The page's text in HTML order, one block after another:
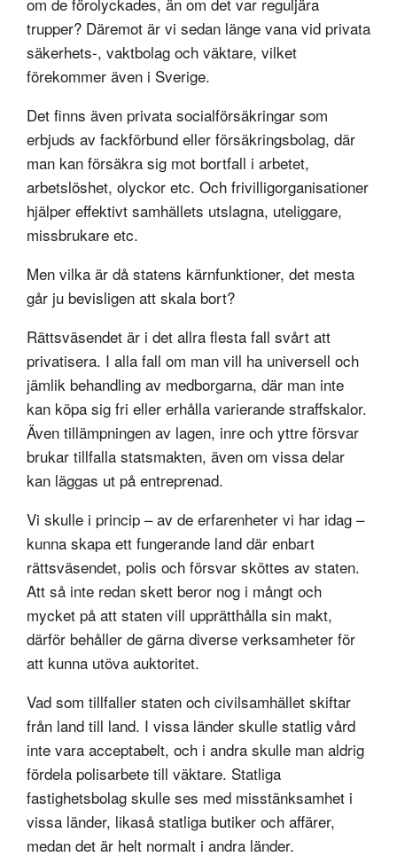
trupper? Däremot är vi sedan länge vana vid privata
säkerhets-, vaktbolag och väktare, vilket
förekommer även i Sverige.
Det finns även privata socialförsäkringar som
erbjuds av fackförbund eller försäkringsbolag, där
man kan försäkra sig mot bortfall i arbetet,
arbetslöshet, olyckor etc. Och frivilligorganisationer
hjälper effektivt samhällets utslagna, uteliggare,
missbrukare etc.
Men vilka är då statens kärnfunktioner, det mesta
går ju bevisligen att skala bort?
Rättsväsendet är i det allra flesta fall svårt att
privatisera. I alla fall om man vill ha universell och
jämlik behandling av medborgarna, där man inte
kan köpa sig fri eller erhålla varierande straffskalor.
Även tillämpningen av lagen, inre och yttre försvar
brukar tillfalla statsmakten, även om vissa delar
kan läggas ut på entreprenad.
Vi skulle i princip – av de erfarenheter vi har idag –
kunna skapa ett fungerande land där enbart
rättsväsendet, polis och försvar sköttes av staten.
Att så inte redan skett beror nog i mångt och
mycket på att staten vill upprätthålla sin makt,
därför behåller de gärna diverse verksamheter för
att kunna utöva auktoritet.
Vad som tillfaller staten och civilsamhället skiftar
från land till land. I vissa länder skulle statlig vård
inte vara acceptabelt, och i andra skulle man aldrig
fördela polisarbete till väktare. Statliga
fastighetsbolag skulle ses med misstänksamhet i
vissa länder, likaså statliga butiker och affärer,
medan det är helt normalt i andra länder.